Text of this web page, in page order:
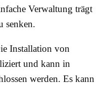
Verwaltung trägt
senken.
Installation von
und kann in
werden. Es kann